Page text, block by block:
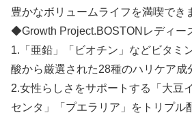
豊かなボリュームライフを満喫でき
◆Growth Project.BOSTONレディー
1.「亜鉛」「ビオチン」などビタミ
酸から厳選された28種のハリケア成
2.女性らしさをサポートする「大豆
センタ」「プエラリア」をトリプル